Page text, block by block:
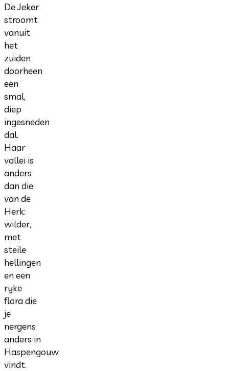
De Jeker
stroomt
vanuit
het
zuiden
doorheen
een
smal,
diep
ingesneden
dal.
Haar
vallei is
anders
dan die
van de
Herk:
wilder,
met
steile
hellingen
en een
rijke
flora die
je
nergens
anders in
Haspengouw
vindt.